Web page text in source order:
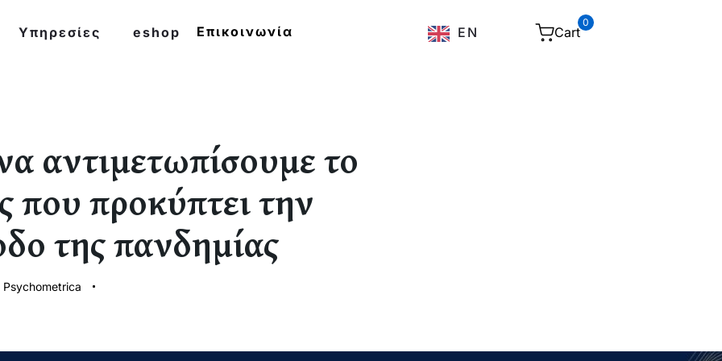
Υπηρεσίες eshop Επικοινωνία EN Cart
0
αντιμετωπίσουμε το
που προκύπτει την
της πανδημίας
Psychometrica